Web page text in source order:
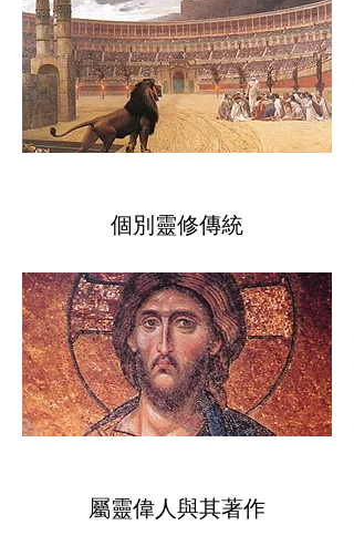
​個別靈修傳統
​屬靈偉人與其著作